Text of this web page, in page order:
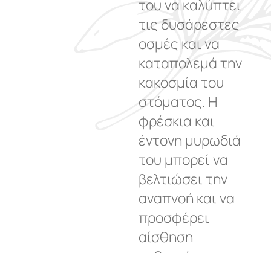
του να καλύπτει
τις δυσάρεστες
οσμές και να
καταπολεμά την
κακοσμία του
στόματος. Η
φρέσκια και
έντονη μυρωδιά
του μπορεί να
βελτιώσει την
αναπνοή και να
προσφέρει
αίσθηση